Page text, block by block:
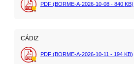
PDF (BORME-A-2026-10-08 - 840 KB)
CÁDIZ
PDF (BORME-A-2026-10-11 - 194 KB)